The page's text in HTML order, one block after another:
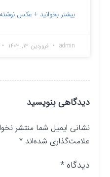
بیشتر بخوانید + عکس نوشته
admin فروردین ۱۳, ۱۴۰۳
دیدگاهی بنویسید
نشانی ایمیل شما منتشر
علامت‌گذاری شده‌اند*
دیدگاه*